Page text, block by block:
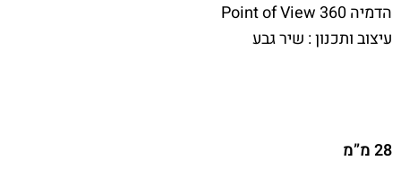
הדמיה Point of View 360
עיצוב ותכנון : שיר גבע
28 מ”מ